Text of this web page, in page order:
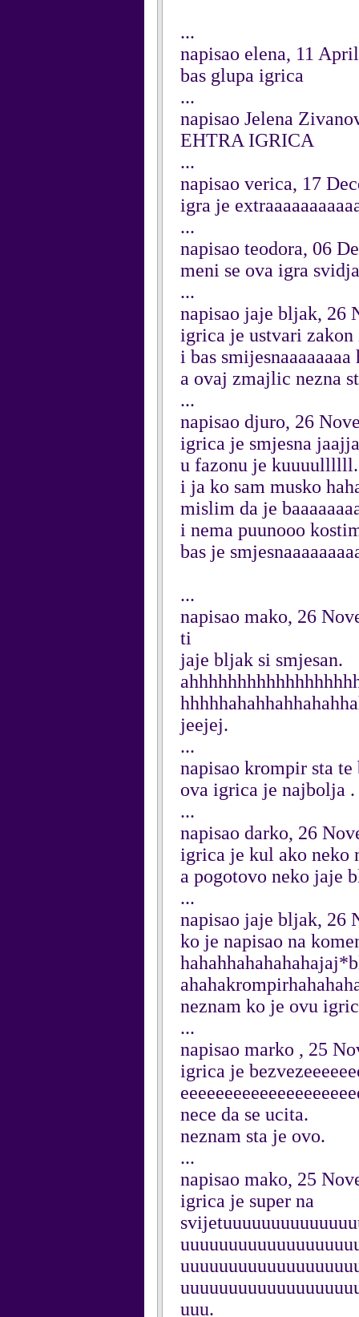
...
napisao elena, 11
bas glupa igrica
...
napisao Jelena
EHTRA IGRICA
...
napisao verica, 17
igra je
...
napisao teodora, 06
meni se ova igra svidja
...
napisao jaje bljak, 26
igrica je ustvari zakon
i bas
a ovaj zmajlic nezna
...
napisao djuro, 26
igrica je smjesna
u fazonu je kuuuullllll.
i ja ko sam musko
mislim da je
i nema puunooo
bas je
...
napisao mako, 26
ti
jaje bljak si smjesan.
jeejej.
...
napisao krompir sta
ova igrica je najbolja .
...
napisao darko, 26
igrica je kul ako neko
a pogotovo neko jaje
...
napisao jaje bljak, 26
ko je napisao na
neznam ko je ovu
...
napisao marko , 25
igrica je
nece da se ucita.
neznam sta je ovo.
...
napisao mako, 25
igrica je super na
uuu.